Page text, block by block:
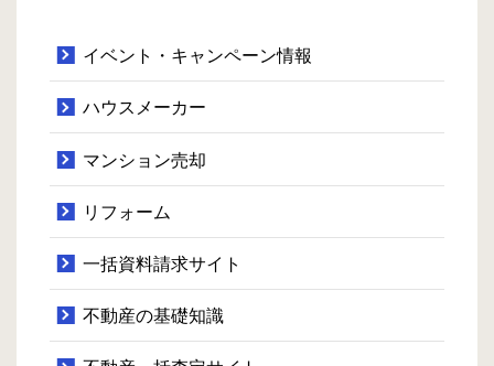
イベント・キャンペーン情報
ハウスメーカー
マンション売却
リフォーム
一括資料請求サイト
不動産の基礎知識